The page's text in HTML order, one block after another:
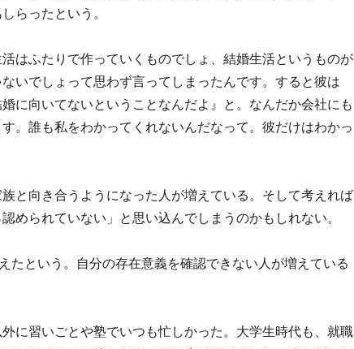
らったという。
はふたりで作っていくものでしょ、結婚生活というものが
いでしょって思わず言ってしまったんです。すると彼は
に向いてないということなんだよ』と。なんだか会社にも
。誰も私をわかってくれないんだなって。彼だけはわかっ
と向き合うようになった人が増えている。そして考えれば
められていない」と思い込んでしまうのかもしれない。
たという。自分の存在意義を確認できない人が増えている
に習いごとや塾でいつも忙しかった。大学生時代も、就職